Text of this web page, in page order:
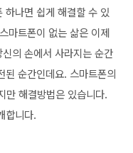
하나면 쉽게 해결할 수 있
마트폰이 없는 삶은 이제
의 손에서 사라지는 순간
된 순간인데요. 스마트폰의
만 해결방법은 있습니다.
합니다.